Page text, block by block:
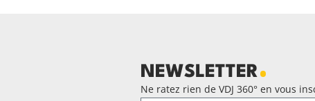
NEWSLETTER
Ne ratez rien de VDJ 360° en vous